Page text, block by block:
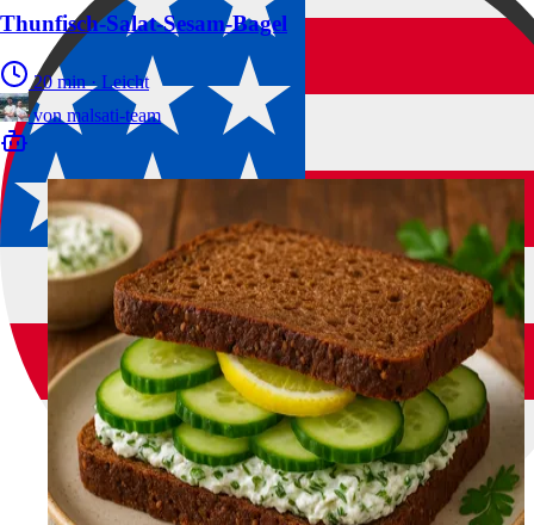
Thunfisch-Salat-Sesam-Bagel
20 min · Leicht
von malsati-team